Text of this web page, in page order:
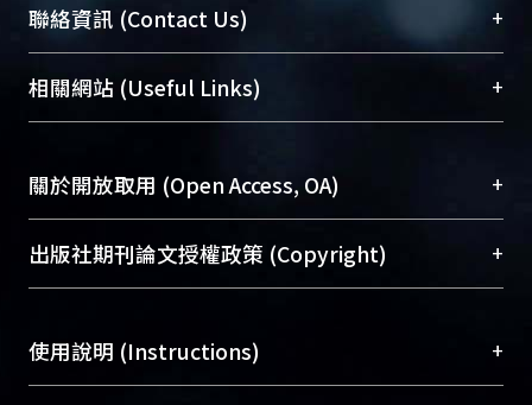
臺大位居世界頂尖大學之列，為永久珍藏及向國際
展現本校豐碩的研究成果及學術能量，圖書館整合
機構典藏（NTUR）與學術庫（AH）不同功能平
台，成為臺大學術典藏NTU scholars。期能整合研
成果。
To permanently archive and promote researcher
profiles and scholarly works, Library integrates the
services of “NTU Repository” with “Academic
聯絡資訊 (Contact Us) +
總館學科館員(Main Library)
醫學圖書館學科館員(Medical Library)
Sciences Library)
相關網站 (Useful Links) +
關於開放取用 (Open Access, OA) +
開放取用是從使用者角度提升資訊取用性的社會運
動，應用在學術研究上是透過將研究著作公開供使
用逐年攀升。同時可加速研究發展、提升研究影響
出版社期刊論文授權政策 (Copyright) +
含部分內容的版權非匯入者所有，或由第三方贊
助與合作完成，請確認該版權所有者及第三方同
使用說明 (Instructions) +